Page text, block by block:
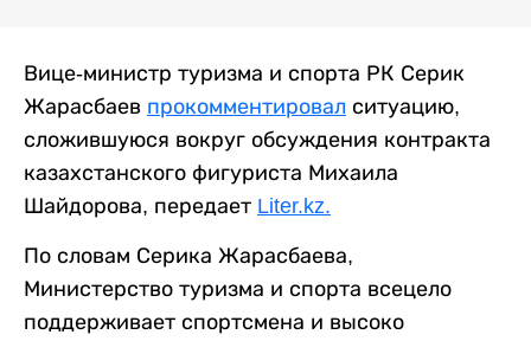
Вице-министр туризма и спорта РК Серик
Жарасбаев прокомментировал ситуацию,
сложившуюся вокруг обсуждения контракта
казахстанского фигуриста Михаила
Шайдорова, передает Liter.kz.
По словам Серика Жарасбаева,
Министерство туризма и спорта всецело
поддерживает спортсмена и высоко